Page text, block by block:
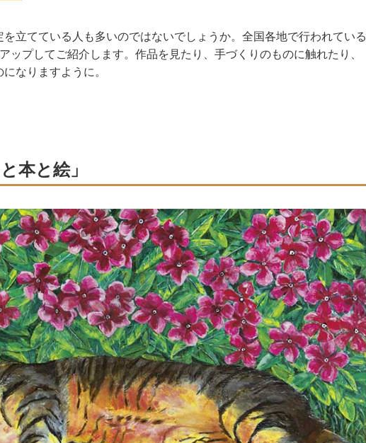
立てている人も多いのではないでしょうか。全国各地で行われている
ップしてご紹介します。作品を見たり、手づくりのものに触れたり、
なりますように。
本と絵」